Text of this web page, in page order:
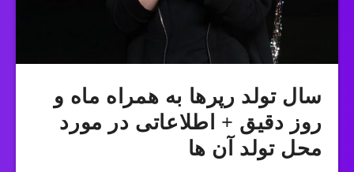
سال تولد رپرها به همراه ماه و
روز دقیق + اطلاعاتی در مورد
محل تولد آن ها